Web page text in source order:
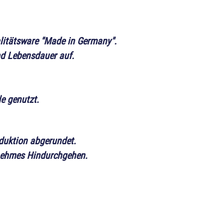
"Made in Germany".
Lebensdauer auf.
genutzt.
abgerundet.
Hindurchgehen.